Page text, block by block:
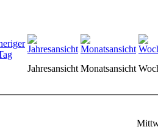
Jahresansicht Monatsansicht